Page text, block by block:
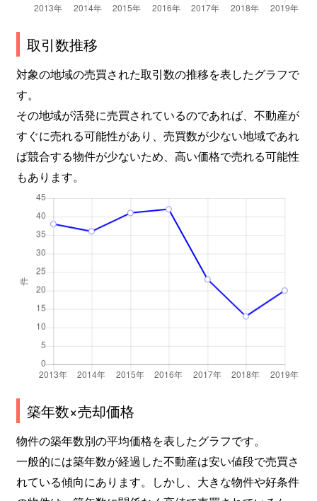
取引数推移
対象の地域の売買された取引数の推移を表したグラフで
す。
その地域が活発に売買されているのであれば、不動産が
すぐに売れる可能性があり、売買数が少ない地域であれ
ば競合する物件が少ないため、高い価格で売れる可能性
もあります。
築年数×売却価格
物件の築年数別の平均価格を表したグラフです。
一般的には築年数が経過した不動産は安い値段で売買さ
れている傾向にあります。しかし、大きな物件や好条件